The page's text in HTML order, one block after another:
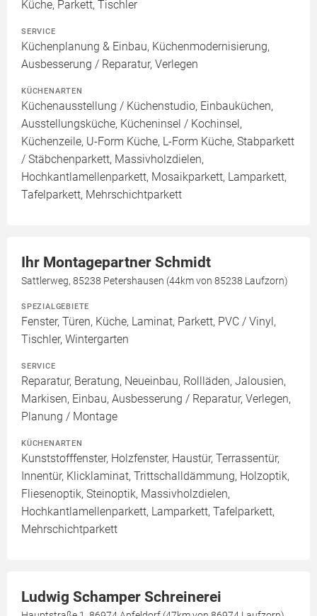
Küche, Parkett, Tischler
SERVICE
Küchenplanung & Einbau, Küchenmodernisierung,
Ausbesserung / Reparatur, Verlegen
KÜCHENARTEN
Küchenausstellung / Küchenstudio, Einbauküchen,
Ausstellungsküche, Kücheninsel / Kochinsel,
Küchenzeile, U-Form Küche, L-Form Küche, Stabparkett
/ Stäbchenparkett, Massivholzdielen,
Hochkantlamellenparkett, Mosaikparkett, Lamparkett,
Tafelparkett, Mehrschichtparkett
Ihr Montagepartner Schmidt
Sattlerweg, 85238 Petershausen (44km von 85238 Laufzorn)
SPEZIALGEBIETE
Fenster, Türen, Küche, Laminat, Parkett, PVC / Vinyl,
Tischler, Wintergarten
SERVICE
Reparatur, Beratung, Neueinbau, Rollläden, Jalousien,
Markisen, Einbau, Ausbesserung / Reparatur, Verlegen,
Planung / Montage
KÜCHENARTEN
Kunststofffenster, Holzfenster, Haustür, Terrassentür,
Innentür, Klicklaminat, Trittschalldämmung, Holzoptik,
Fliesenoptik, Steinoptik, Massivholzdielen,
Hochkantlamellenparkett, Lamparkett, Tafelparkett,
Mehrschichtparkett
Ludwig Schamper Schreinerei